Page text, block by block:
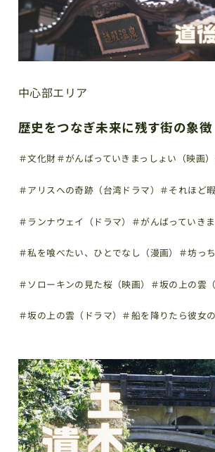
歴史をつなぎ未来に残す街の象
中心部エリア
＃文化財＃がんばっていきまっしょい（映画）
＃アリスへの奇跡（台湾ドラマ） ＃それほど
＃ランナウェイ（ドラマ） ＃がんばっていき
＃私を喰べたい、ひとでなし（漫画） ＃坊っ
＃ソローキンの見た桜（映画） ＃坂の上の雲（
＃坂の上の雲（ドラマ） ＃船を降りたら彼女